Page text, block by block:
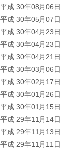
平成 30年08月06日
平成 30年05月07日
平成 30年04月23日
平成 30年04月23日
平成 30年04月21日
平成 30年03月06日
平成 30年02月17日
平成 30年01月26日
平成 30年01月15日
平成 29年11月14日
平成 29年11月13日
平成 29年11月11日